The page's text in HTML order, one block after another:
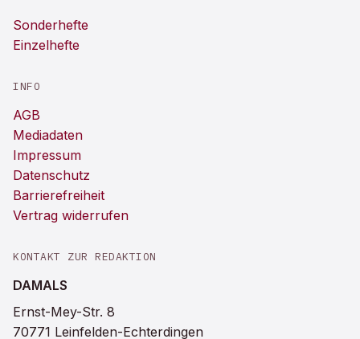
Sonderhefte
Einzelhefte
INFO
AGB
Mediadaten
Impressum
Datenschutz
Barrierefreiheit
Vertrag widerrufen
KONTAKT ZUR REDAKTION
DAMALS
Ernst-Mey-Str. 8
70771 Leinfelden-Echterdingen